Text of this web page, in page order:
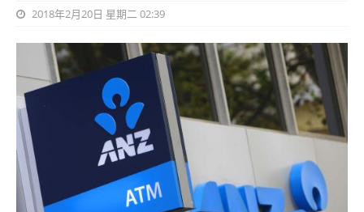
2018年2月20日 星期二 02:39